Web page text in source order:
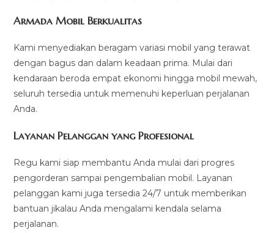
Armada Mobil Berkualitas
Kami menyediakan beragam variasi mobil yang terawat
dengan bagus dan dalam keadaan prima. Mulai dari
kendaraan beroda empat ekonomi hingga mobil mewah,
seluruh tersedia untuk memenuhi keperluan perjalanan
Anda.
Layanan Pelanggan yang Profesional
Regu kami siap membantu Anda mulai dari progres
pengorderan sampai pengembalian mobil. Layanan
pelanggan kami juga tersedia 24/7 untuk memberikan
bantuan jikalau Anda mengalami kendala selama
perjalanan.